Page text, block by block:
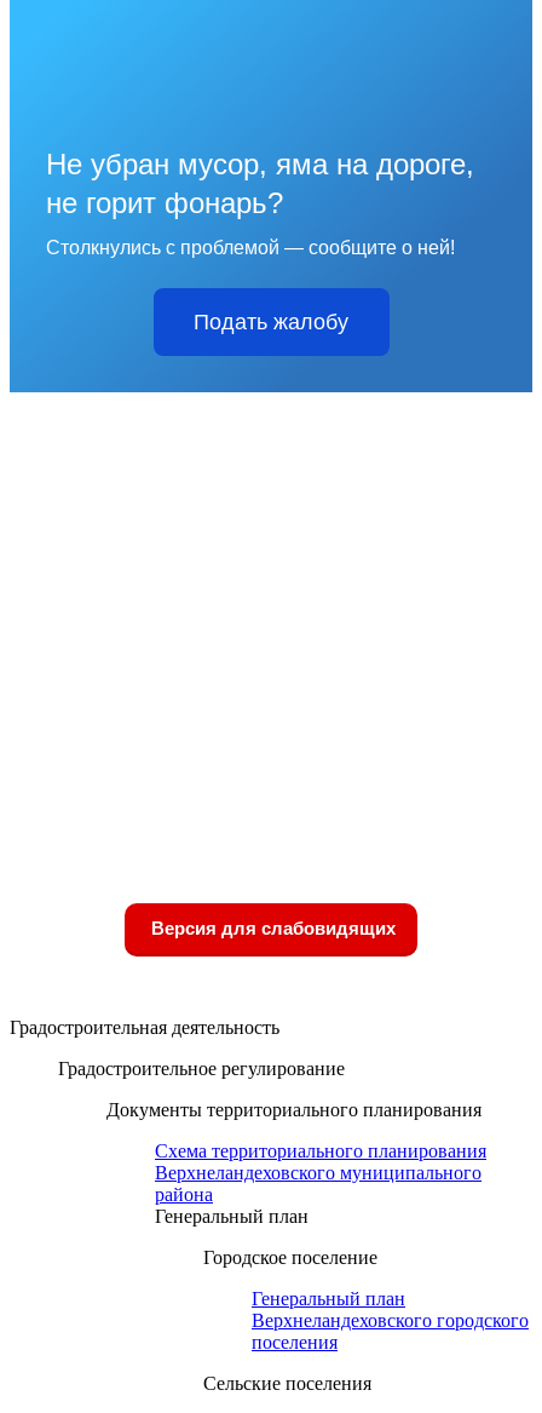
Не убран мусор, яма на дороге,
не горит фонарь?
Столкнулись с проблемой — сообщите о ней!
Подать жалобу
Версия для слабовидящих
Градостроительная деятельность
Градостроительное регулирование
Документы территориального планирования
Схема территориального планирования
Верхнеландеховского муниципального
района
Генеральный план
Городское поселение
Генеральный план
Верхнеландеховского городского
поселения
Сельские поселения